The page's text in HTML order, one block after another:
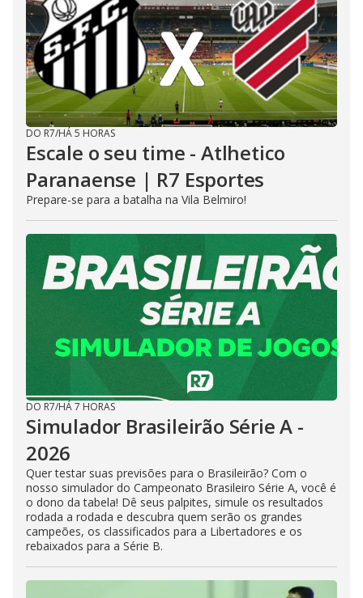
DO R7/HÁ 5 HORAS
Escale o seu time - Atlhetico
Paranaense | R7 Esportes
Prepare-se para a batalha na Vila Belmiro!
DO R7/HÁ 7 HORAS
Simulador Brasileirão Série A -
2026
Quer testar suas previsões para o Brasileirão? Com o
nosso simulador do Campeonato Brasileiro Série A, você é
o dono da tabela! Dê seus palpites, simule os resultados
rodada a rodada e descubra quem serão os grandes
campeões, os classificados para a Libertadores e os
rebaixados para a Série B.